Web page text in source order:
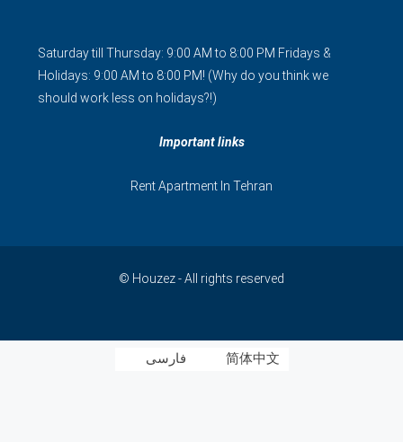
Saturday till Thursday: 9:00 AM to 8:00 PM Fridays &
Holidays: 9:00 AM to 8:00 PM! (Why do you think we
should work less on holidays?!)
Important links
Rent Apartment In Tehran
© Houzez - All rights reserved
فارسی 简体中文